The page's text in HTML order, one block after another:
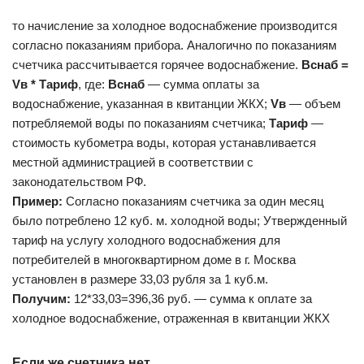
то начисление за холодное водоснабжение производится
согласно показаниям прибора. Аналогично по показаниям
счетчика рассчитывается горячее водоснабжение. Вснаб =
Vв * Тариф, где: Вснаб — сумма оплаты за
водоснабжение, указанная в квитанции ЖКХ; Vв — объем
потребляемой воды по показаниям счетчика; Тариф —
стоимость кубометра воды, которая устанавливается
местной администрацией в соответствии с
законодательством РФ.
Пример: Согласно показаниям счетчика за один месяц
было потреблено 12 куб. м. холодной воды; Утвержденный
тариф на услугу холодного водоснабжения для
потребителей в многоквартирном доме в г. Москва
установлен в размере 33,03 рубля за 1 куб.м.
Получим: 12*33,03=396,36 руб. — сумма к оплате за
холодное водоснабжение, отраженная в квитанции ЖКХ